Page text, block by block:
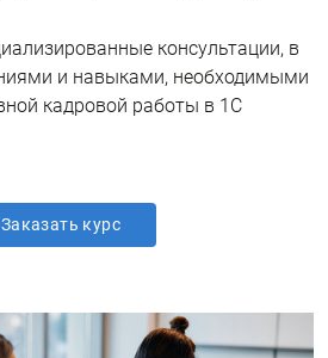
консультации, в
и навыками, необходимыми
кадровой работы в 1С
Заказать курс